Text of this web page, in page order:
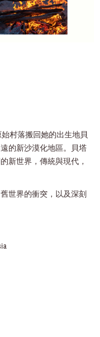
村落搬回她的出生地貝
的新沙漠化地區。貝塔
新世界，傳統與現代，
世界的衝突，以及深刻